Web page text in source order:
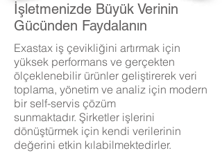
İşletmenizde Büyük Verinin
Gücünden Faydalanın
Exastax iş çevikliğini artırmak için
yüksek performans ve gerçekten
ölçeklenebilir ürünler geliştirerek veri
toplama, yönetim ve analiz için modern
bir self-servis çözüm
sunmaktadır. Şirketler işlerini
dönüştürmek için kendi verilerinin
değerini etkin kılabilmektedirler.